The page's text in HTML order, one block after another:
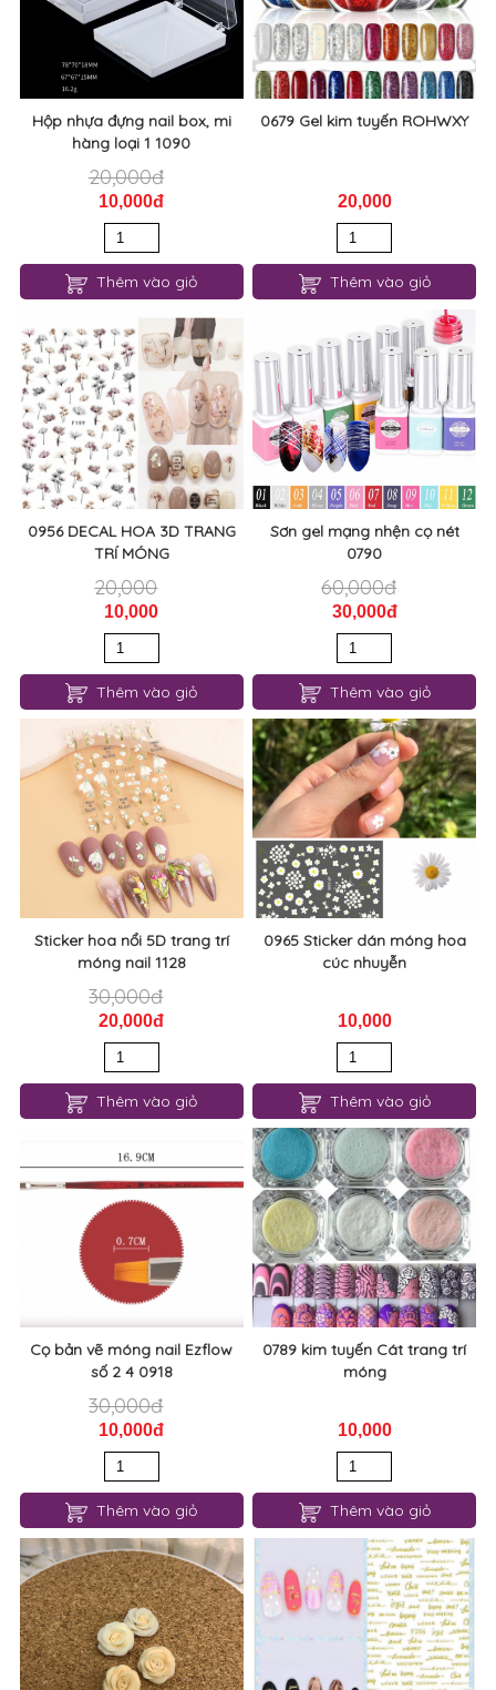
Hộp nhựa đựng nail box, mi
hàng loại 1 1090
20,000đ
10,000đ
Thêm vào giỏ
0679 Gel kim tuyến ROHWXY
20,000
Thêm vào giỏ
0956 DECAL HOA 3D TRANG
TRÍ MÓNG
20,000
10,000
Thêm vào giỏ
Sơn gel mạng nhện cọ nét
0790
60,000đ
30,000đ
Thêm vào giỏ
Sticker hoa nổi 5D trang trí
móng nail 1128
30,000đ
20,000đ
Thêm vào giỏ
0965 Sticker dán móng hoa
cúc nhuyễn
10,000
Thêm vào giỏ
Cọ bản vẽ móng nail Ezflow
số 2 4 0918
30,000đ
10,000đ
Thêm vào giỏ
0789 kim tuyến Cát trang trí
móng
10,000
Thêm vào giỏ